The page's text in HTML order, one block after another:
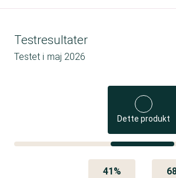
Testresultater
Testet i maj 2026
Dette produkt
41%